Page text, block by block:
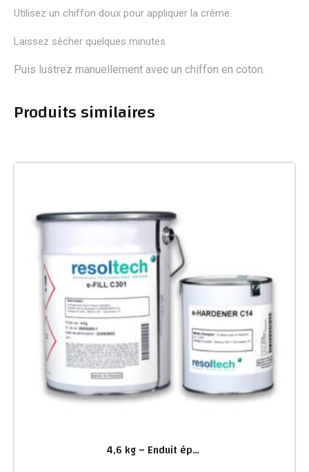
Utilisez un chiffon doux pour appliquer la crème.
Laissez sècher quelques minutes.
Puis lustrez manuellement avec un chiffon en coton.
Produits similaires
4,6 kg – Enduit époxy de finition multi-supports